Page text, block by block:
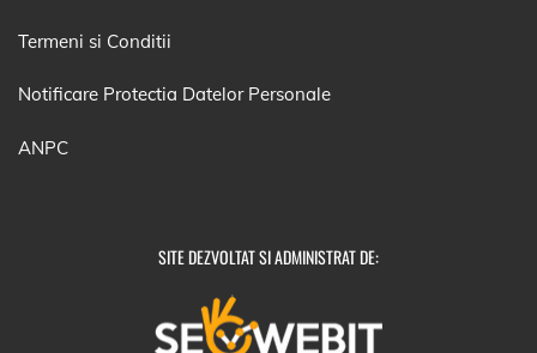
Termeni si Conditii
Notificare Protectia Datelor Personale
ANPC
SITE DEZVOLTAT SI ADMINISTRAT DE: